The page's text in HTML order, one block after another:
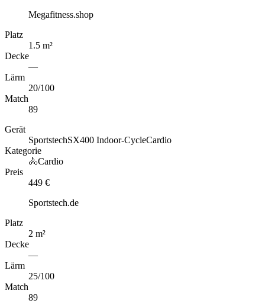
Megafitness.shop
Platz
1.5 m²
Decke
—
Lärm
20/100
Match
89
Gerät
SportstechSX400 Indoor-CycleCardio
Kategorie
🚴Cardio
Preis
449 €
Sportstech.de
Platz
2 m²
Decke
—
Lärm
25/100
Match
89